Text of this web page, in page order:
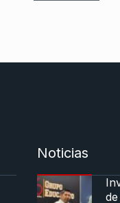
Noticias
de